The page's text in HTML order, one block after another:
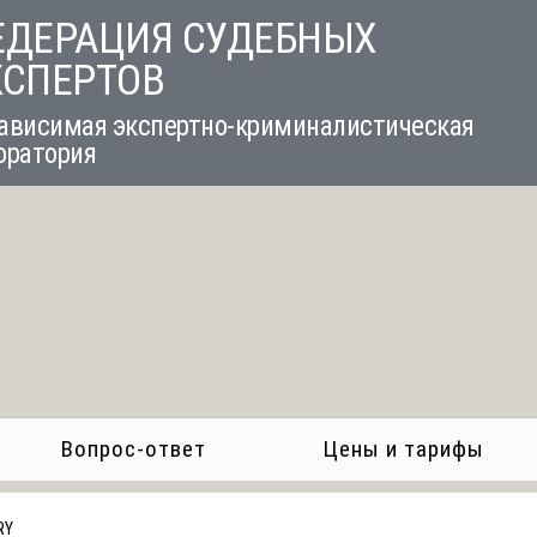
СУДЕБНЫХ
экспертно-криминалистическая
Вопрос-ответ Цены и тарифы